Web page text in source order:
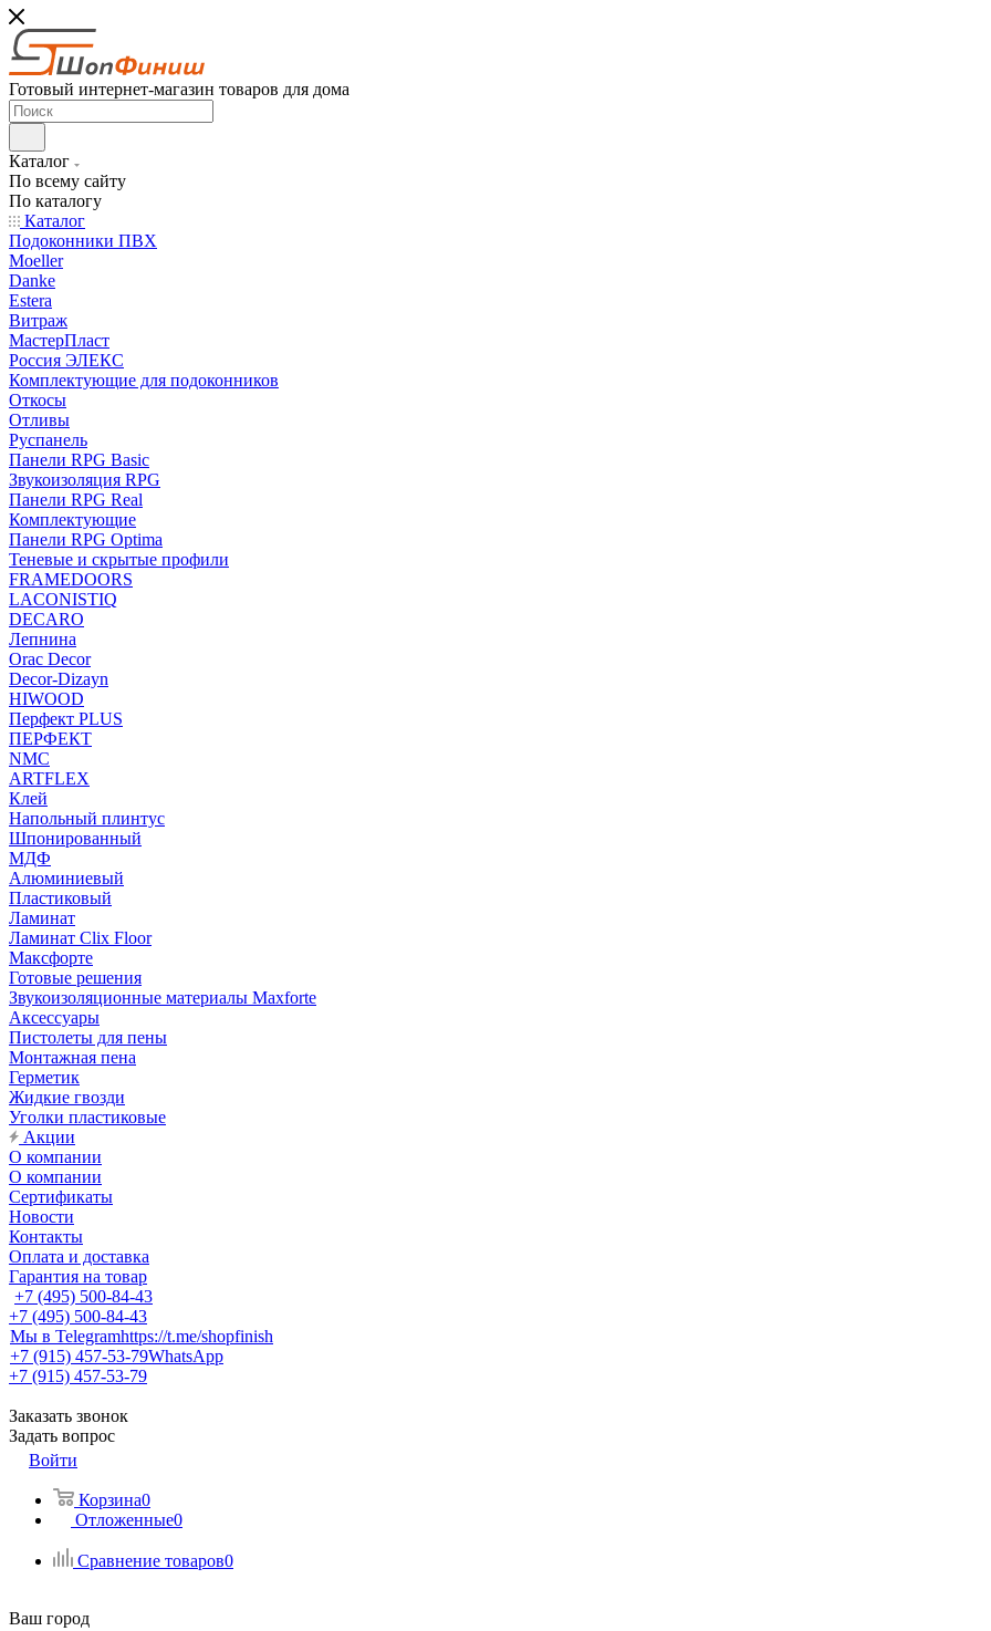
Готовый интернет-магазин товаров для дома
Каталог
По всему сайту
По каталогу
Каталог
Подоконники ПВХ
Moeller
Danke
Estera
Витраж
МастерПласт
Россия ЭЛЕКС
Комплектующие для подоконников
Откосы
Отливы
Руспанель
Панели RPG Basic
Звукоизоляция RPG
Панели RPG Real
Комплектующие
Панели RPG Optima
Теневые и скрытые профили
FRAMEDOORS
LACONISTIQ
DECARO
Лепнина
Orac Decor
Decor-Dizayn
HIWOOD
Перфект PLUS
ПЕРФЕКТ
NMC
ARTFLEX
Клей
Напольный плинтус
Шпонированный
МДФ
Алюминиевый
Пластиковый
Ламинат
Ламинат Clix Floor
Максфорте
Готовые решения
Звукоизоляционные материалы Maxforte
Аксессуары
Пистолеты для пены
Монтажная пена
Герметик
Жидкие гвозди
Уголки пластиковые
Акции
О компании
О компании
Сертификаты
Новости
Контакты
Оплата и доставка
Гарантия на товар
+7 (495) 500-84-43
+7 (495) 500-84-43
Мы в Telegramhttps://t.me/shopfinish
+7 (915) 457-53-79WhatsApp
+7 (915) 457-53-79
Заказать звонок
Задать вопрос
Войти
Корзина0
Отложенные0
Сравнение товаров0
Ваш город